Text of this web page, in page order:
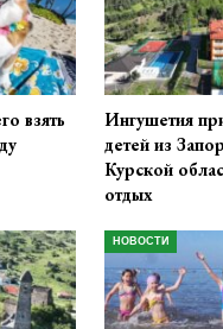
взять
Ингушетия
детей из
Курской
отдых
НОВОСТИ